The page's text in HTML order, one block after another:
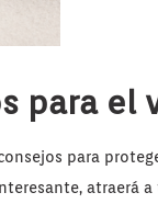
para el
para
atraerá